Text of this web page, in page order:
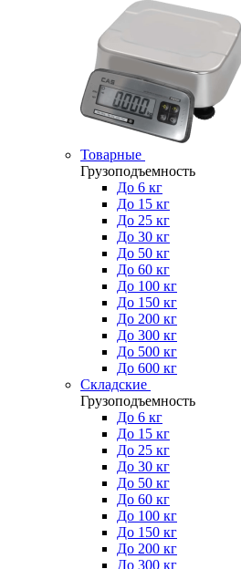
Товарные
Грузоподъемность
До 6 кг
До 15 кг
До 25 кг
До 30 кг
До 50 кг
До 60 кг
До 100 кг
До 150 кг
До 200 кг
До 300 кг
До 500 кг
До 600 кг
Складские
Грузоподъемность
До 6 кг
До 15 кг
До 25 кг
До 30 кг
До 50 кг
До 60 кг
До 100 кг
До 150 кг
До 200 кг
До 300 кг